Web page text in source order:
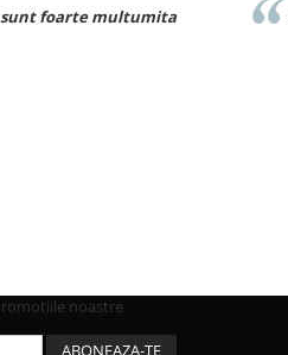
buna calitate exact ca
noastre